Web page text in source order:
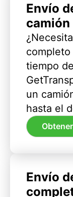
Envío
camión
tiempo
un
hasta el
Envío